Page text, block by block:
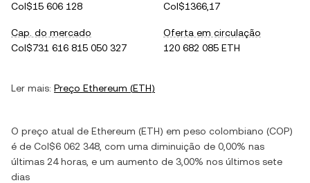
Col$15 606 128
Col$1366,17
Cap. do mercado
Col$731 616 815 050 327
Oferta em circulação
120 682 085 ETH
Ler mais: Preço Ethereum (ETH)
O preço atual de Ethereum (ETH) em peso colombiano (COP)
é de Col$6 062 348 , com uma diminuição de 0,00% nas
últimas 24 horas, e um aumento de 3,00% nos últimos sete
dias